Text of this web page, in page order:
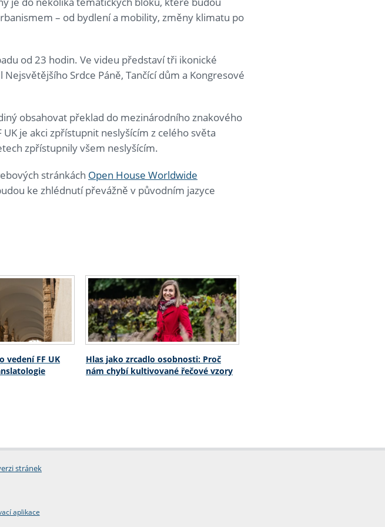
– od bydlení a mobility, změny klimatu po
od 23 hodin. Ve videu představí tři ikonické
Srdce Páně, Tančící dům a Kongresové
obsahovat překlad do mezinárodního znakového
je akci zpřístupnit neslyšícím z celého světa
zpřístupnily všem neslyšícím.
stránkách Open House Worldwide
ke zhlédnutí převážně v původním jazyce
vedení FF UK
Hlas jako zrcadlo osobnosti: Proč
nám chybí kultivované řečové vzory
stránek
aplikace